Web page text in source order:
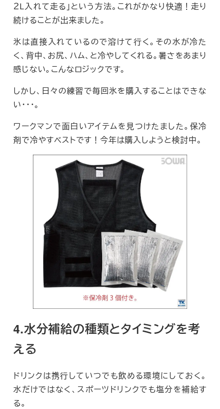
２L入れて走る」という方法。これがかなり快適！走り
続けることが出来ました。
氷は直接入れているので溶けて行く。その水が冷た
く、背中、お尻、ハム、と冷やしてくれる。暑さをあまり
感じない。こんなロジックです。
しかし、日々の練習で毎回氷を購入することはできな
い・・・。
ワークマンで面白いアイテムを見つけたました。保冷
剤で冷やすベストです！今年は購入しようと検討中。
4.水分補給の種類とタイミングを考
える
ドリンクは携行していつでも飲める環境にしておく。
水だけではなく、スポーツドリンクでも塩分を補給す
る。